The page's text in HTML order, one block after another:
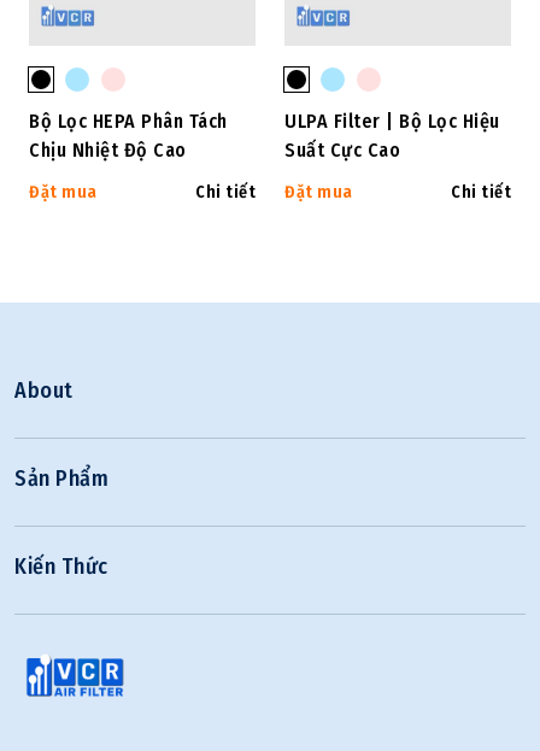
Bộ Lọc HEPA Phân Tách
Chịu Nhiệt Độ Cao
Đặt mua Chi tiết
ULPA Filter | Bộ Lọc Hiệu
Suất Cực Cao
Đặt mua Chi tiết
About
Sản Phẩm
Kiến Thức